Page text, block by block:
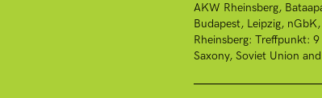
AKW Rheinsberg
Budapest Leipzig nGbK
Rheinsberg: Treffpunkt:
Saxony Soviet Union